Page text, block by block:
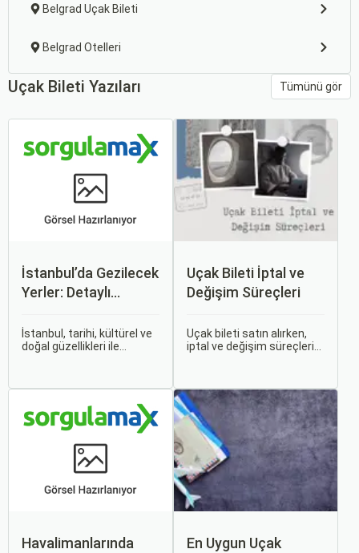
Belgrad Uçak Bileti
Belgrad Otelleri
Uçak Bileti Yazıları Tümünü gör
İstanbul’da Gezilecek
Yerler: Detaylı
İstanbul, tarihi, kültürel ve
doğal güzellikleri ile
rağmen modern dünyanın
dinamikleriyle uyum içinde
Uçak Bileti İptal ve
Değişim Süreçleri
Uçak bileti satın alırken,
iptal ve değişim süreçlerini
büyük avantaj sağlar. Bu
makalede, uçak bileti iptal
ve değişim süreçlerinin
nasıl işlediği, hangi
durumlarda ücret iadesi
alabileceğiniz konularına
değineceğiz.
Havalimanlarında
En Uygun Uçak